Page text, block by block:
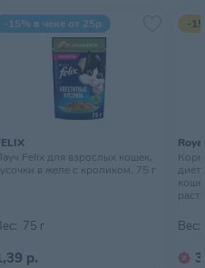
-15% в чеке от 25р
Felix для взрослых кошек,
в желе с кроликом, 75 г
75 г
р.
-
Вес: